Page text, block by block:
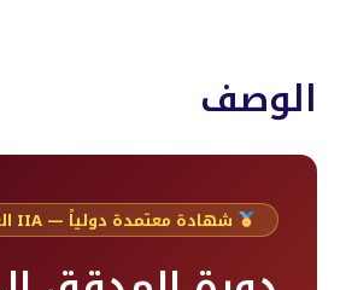
الوصف
شهادة معتمدة دولياً — IIA العالمية